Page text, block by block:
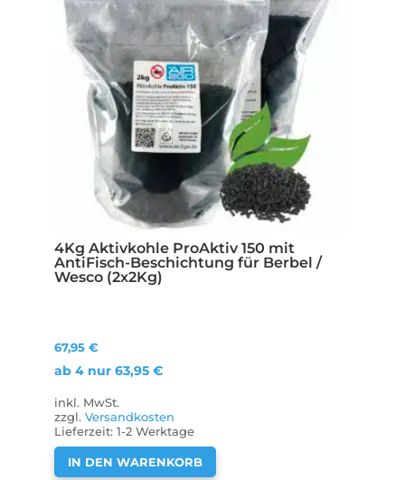
4Kg Aktivkohle ProAktiv 150 mit
AntiFisch-Beschichtung für Berbel /
Wesco (2x2Kg)
67,95 €
ab 4 nur 63,95 €
inkl. MwSt.
zzgl. Versandkosten
Lieferzeit: 1-2 Werktage
IN DEN WARENKORB